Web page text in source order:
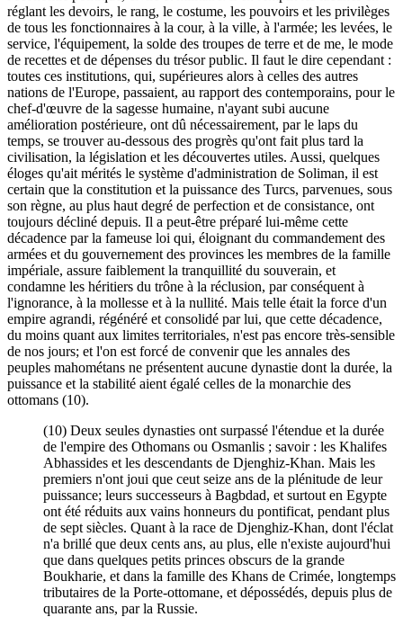
réglant les devoirs, le rang, le costume, les pouvoirs et les privilèges
de tous les fonctionnaires à la cour, à la ville, à l'armée; les levées, le
service, l'équipement, la solde des troupes de terre et de me, le mode
de recettes et de dépenses du trésor public. Il faut le dire cependant :
toutes ces institutions, qui, supérieures alors à celles des autres
nations de l'Europe, passaient, au rapport des contemporains, pour le
chef-d'œuvre de la sagesse humaine, n'ayant subi aucune
amélioration postérieure, ont dû nécessairement, par le laps du
temps, se trouver au-dessous des progrès qu'ont fait plus tard la
civilisation, la législation et les découvertes utiles. Aussi, quelques
éloges qu'ait mérités le système d'administration de Soliman, il est
certain que la constitution et la puissance des Turcs, parvenues, sous
son règne, au plus haut degré de perfection et de consistance, ont
toujours décliné depuis. Il a peut-être préparé lui-même cette
décadence par la fameuse loi qui, éloignant du commandement des
armées et du gouvernement des provinces les membres de la famille
impériale, assure faiblement la tranquillité du souverain, et
condamne les héritiers du trône à la réclusion, par conséquent à
l'ignorance, à la mollesse et à la nullité. Mais telle était la force d'un
empire agrandi, régénéré et consolidé par lui, que cette décadence,
du moins quant aux limites territoriales, n'est pas encore très-sensible
de nos jours; et l'on est forcé de convenir que les annales des
peuples mahométans ne présentent aucune dynastie dont la durée, la
puissance et la stabilité aient égalé celles de la monarchie des
ottomans (10).
(10) Deux seules dynasties ont surpassé l'étendue et la durée
de l'empire des Othomans ou Osmanlis ; savoir : les Khalifes
Abhassides et les descendants de Djenghiz-Khan. Mais les
premiers n'ont joui que ceut seize ans de la plénitude de leur
puissance; leurs successeurs à Bagbdad, et surtout en Egypte
ont été réduits aux vains honneurs du pontificat, pendant plus
de sept siècles. Quant à la race de Djenghiz-Khan, dont l'éclat
n'a brillé que deux cents ans, au plus, elle n'existe aujourd'hui
que dans quelques petits princes obscurs de la grande
Boukharie, et dans la famille des Khans de Crimée, longtemps
tributaires de la Porte-ottomane, et dépossédés, depuis plus de
quarante ans, par la Russie.